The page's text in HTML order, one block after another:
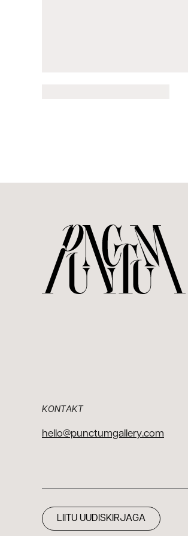
KONTAKT
hello@punctumgallery.com
LIITU UUDISKIRJAGA